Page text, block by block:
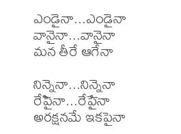
ఎండైనా...ఎండైనా
వానైనా...వానైనా
మన తీరే ఆగేనా
నిన్నైనా...నిన్నైనా
రేపైనా...రేపైనా
అరక్షనమే ఇకపైనా